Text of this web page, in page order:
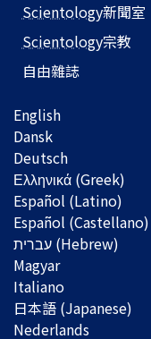
Scientology新聞室
Scientology宗教
自由雜誌
English
Dansk
Deutsch
Ελληνικά (Greek)
Español (Latino)
Español (Castellano)
Magyar
Italiano
日本語 (Japanese)
Nederlands